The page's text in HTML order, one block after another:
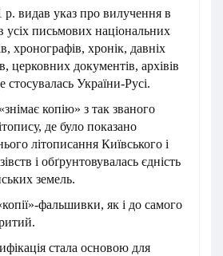
видав указ про вилучення в
усіх письмових національних
хронографів, хронік, давніх
церковних документів, архівів
України-Русі.
копію» з так званого
де було показано
літописання Київського і
і обґрунтовувалась єдність
земель.
фальшивки, як і до самого
стала основою для